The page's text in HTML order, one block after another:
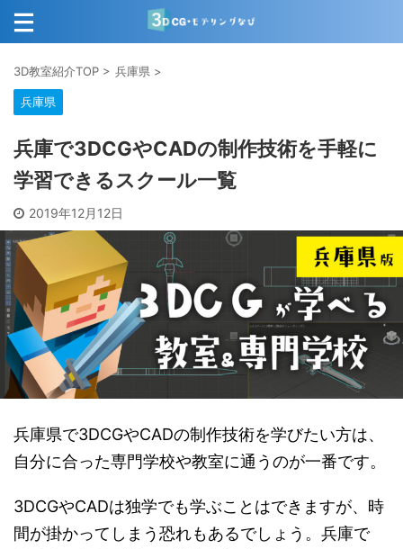
3D教室紹介TOP > 兵庫県 >
兵庫県
兵庫で3DCGやCADの制作技術を手軽に
学習できるスクール一覧
2019年12月12日
兵庫県で3DCGやCADの制作技術を学びたい方は、
自分に合った専門学校や教室に通うのが一番です。
3DCGやCADは独学でも学ぶことはできますが、時
間が掛かってしまう恐れもあるでしょう。兵庫で